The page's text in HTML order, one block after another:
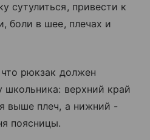
сутулиться, привести к
боли в шее, плечах и
рюкзак должен
школьника: верхний край
выше плеч, а нижний -
поясницы.